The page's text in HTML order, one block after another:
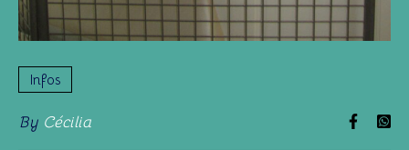
Infos
By Cécilia